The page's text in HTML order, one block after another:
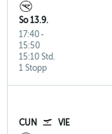
So 13.9.
17:40-
15:50
1 Stopp
15:10 Std.
CUN VIE